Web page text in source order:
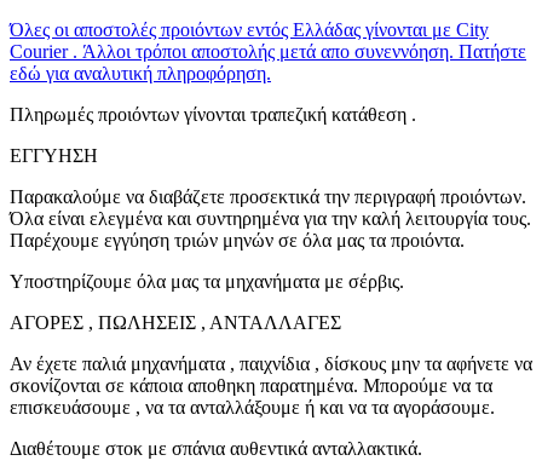
Όλες οι αποστολές προιόντων εντός Ελλάδας γίνονται με City
Courier . Άλλοι τρόποι αποστολής μετά απο συνεννόηση. Πατήστε
εδώ για αναλυτική πληροφόρηση.
Πληρωμές προιόντων γίνονται τραπεζική κατάθεση .
ΕΓΓΥΗΣΗ
Παρακαλούμε να διαβάζετε προσεκτικά την περιγραφή προιόντων.
Όλα είναι ελεγμένα και συντηρημένα για την καλή λειτουργία τους.
Παρέχουμε εγγύηση τριών μηνών σε όλα μας τα προιόντα.
Υποστηρίζουμε όλα μας τα μηχανήματα με σέρβις.
ΑΓΟΡΕΣ , ΠΩΛΗΣΕΙΣ , ΑΝΤΑΛΛΑΓΕΣ
Αν έχετε παλιά μηχανήματα , παιχνίδια , δίσκους μην τα αφήνετε να
σκονίζονται σε κάποια αποθηκη παρατημένα. Μπορούμε να τα
επισκευάσουμε , να τα ανταλλάξουμε ή και να τα αγοράσουμε.
Διαθέτουμε στοκ με σπάνια αυθεντικά ανταλλακτικά.